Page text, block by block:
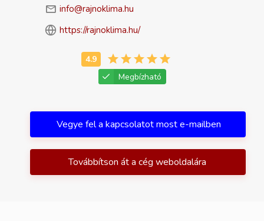
info@rajnoklima.hu
https://rajnoklima.hu/
Megbízható
Vegye fel a kapcsolatot most e-mailben
Továbbítson át a cég weboldalára